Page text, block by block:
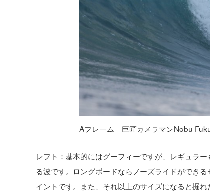
Aフレーム 巨匠カメラマンNobu
レフト：基本的にはグーフィーですが、レギュラ
る波です。ロングボードならノーズライドができ
イントです。また、それ以上のサイズになると掘